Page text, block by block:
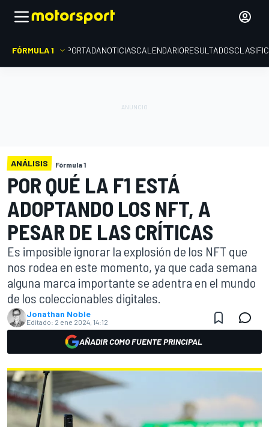
FÓRMULA 1 PORTADANOTICIASCALENDARIORESULTADOS
ANÁLISIS Fórmula 1
POR QUÉ LA F1 ESTÁ
ADOPTANDO LOS NFT, A
PESAR DE LAS CRÍTICAS
Es imposible ignorar la explosión de los NFT que
nos rodea en este momento, ya que cada semana
alguna marca importante se adentra en el mundo
de los coleccionables digitales.
Jonathan Noble
Editado: 2 ene 2024, 14:12
AÑADIR COMO FUENTE PRINCIPAL